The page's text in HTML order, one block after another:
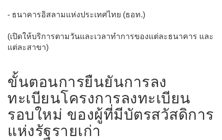
- ธนาคารอิสลามแห่งประเทศไทย (ธอท.)
(เปิดให้บริการตามวันและเวลาทำการของแต่ละธนาคาร และ
แต่ละสาขา)
ขั้นตอนการยืนยันการลง
ทะเบียนโครงการลงทะเบียน
รอบใหม่ ของผู้ที่มีบัตรสวัสดิการ
แห่งรัฐรายเก่า